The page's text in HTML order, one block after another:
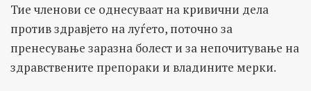
Тие членови се однесуваат на кривични дела
против здравјето на луѓето, поточно за
пренесување заразна болест и за непочитување на
здравствените препораки и владините мерки.